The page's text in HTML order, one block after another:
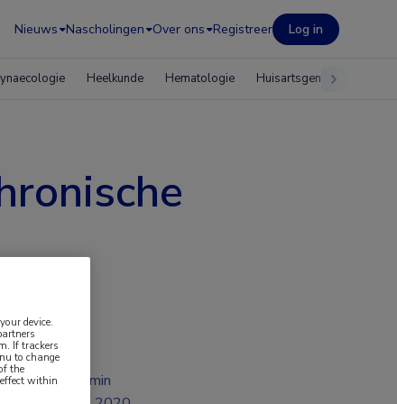
Nieuws Nascholingen Over ons Registreer Log in
Heelkunde Hematologie Huisartsgeneeskunde
2 min
device.
If trackers
to change
the
within